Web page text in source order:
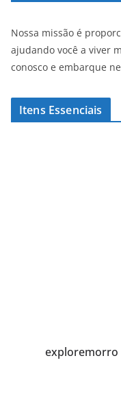
Nossa missão é
ajudando você a viver
conosco e embarque
Itens Essenciais
exploremorro